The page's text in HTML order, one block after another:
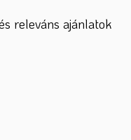
releváns ajánlatok